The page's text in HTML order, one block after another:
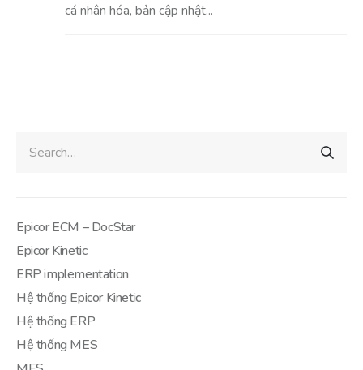
cá nhân hóa, bản cập nhật...
Epicor ECM – DocStar
Epicor Kinetic
ERP implementation
Hệ thống Epicor Kinetic
Hệ thống ERP
Hệ thống MES